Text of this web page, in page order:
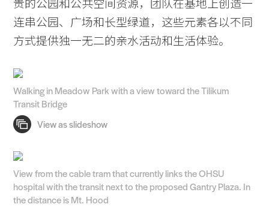
贵的公园和公共空间资源，团队在基地上创造一
连串公园、广场和长型绿道，这些元素各以不同
方式提供独一无二的亲水活动和生活体验。
Walking in Meadow Park with a view toward the Tilikum
Transit Bridge
View from the cable tram that currently links the OHSU
hospital with the transit next to the proposed Gantry Plaza. In
the distance is Mt. Hood